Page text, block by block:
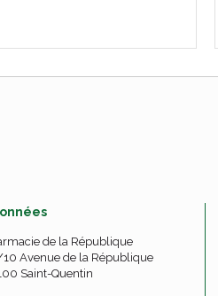
de la République
Avenue de la République
Saint-Quentin